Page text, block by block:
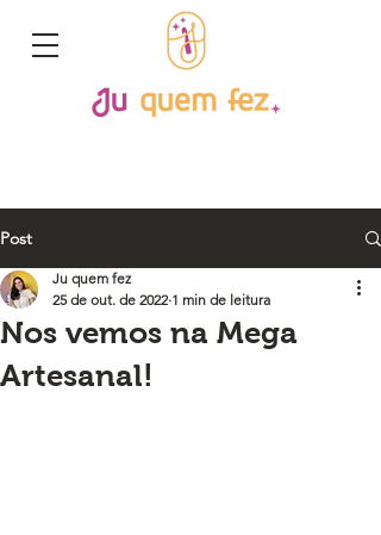
Post
Nos vemos na Mega
Artesanal!
Ju quem fez
25 de out. de 2022 1 min de leitura